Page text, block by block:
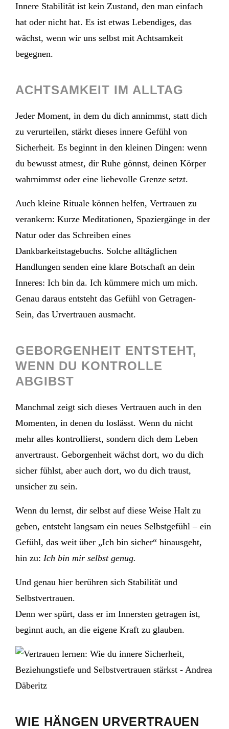
Innere Stabilität ist kein Zustand, den man einfach
hat oder nicht hat. Es ist etwas Lebendiges, das
wächst, wenn wir uns selbst mit Achtsamkeit
begegnen.
ACHTSAMKEIT IM ALLTAG
Jeder Moment, in dem du dich annimmst, statt dich
zu verurteilen, stärkt dieses innere Gefühl von
Sicherheit. Es beginnt in den kleinen Dingen: wenn
du bewusst atmest, dir Ruhe gönnst, deinen Körper
wahrnimmst oder eine liebevolle Grenze setzt.
Auch kleine Rituale können helfen, Vertrauen zu
verankern: Kurze Meditationen, Spaziergänge in der
Natur oder das Schreiben eines
Dankbarkeitstagebuchs. Solche alltäglichen
Handlungen senden eine klare Botschaft an dein
Inneres: Ich bin da. Ich kümmere mich um mich.
Genau daraus entsteht das Gefühl von Getragen-
Sein, das Urvertrauen ausmacht.
GEBORGENHEIT ENTSTEHT,
WENN DU KONTROLLE
ABGIBST
Manchmal zeigt sich dieses Vertrauen auch in den
Momenten, in denen du loslässt. Wenn du nicht
mehr alles kontrollierst, sondern dich dem Leben
anvertraust. Geborgenheit wächst dort, wo du dich
sicher fühlst, aber auch dort, wo du dich traust,
unsicher zu sein.
Wenn du lernst, dir selbst auf diese Weise Halt zu
geben, entsteht langsam ein neues Selbstgefühl – ein
Gefühl, das weit über „Ich bin sicher“ hinausgeht,
hin zu: Ich bin mir selbst genug.
Und genau hier berühren sich Stabilität und
Selbstvertrauen.
Denn wer spürt, dass er im Innersten getragen ist,
beginnt auch, an die eigene Kraft zu glauben.
WIE HÄNGEN URVERTRAUEN